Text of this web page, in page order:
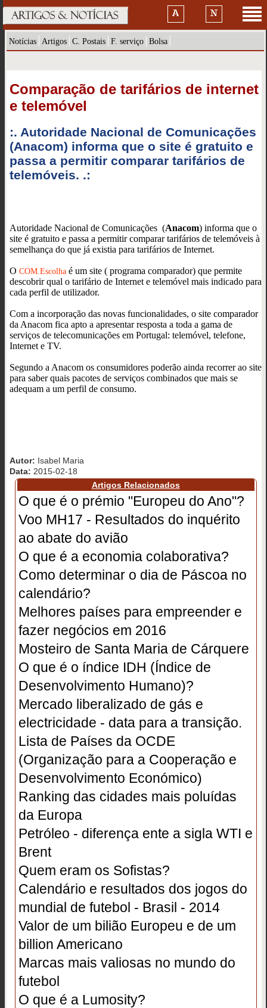
Notícias Artigos C. Postais F. serviço Bolsa
Comparação de tarifários de internet
e telemóvel
:. Autoridade Nacional de Comunicações
(Anacom) informa que o site é gratuito e
passa a permitir comparar tarifários de
telemóveis. .:
Autoridade Nacional de Comunicações (Anacom) informa que o
site é gratuito e passa a permitir comparar tarifários de telemóveis à
semelhança do que já existia para tarifários de Internet.
O COM.Escolha é um site ( programa comparador) que permite
descobrir qual o tarifário de Internet e telemóvel mais indicado para
cada perfil de utilizador.
Com a incorporação das novas funcionalidades, o site comparador
da Anacom fica apto a apresentar resposta a toda a gama de
serviços de telecomunicações em Portugal: telemóvel, telefone,
Internet e TV.
Segundo a Anacom os consumidores poderão ainda recorrer ao site
para saber quais pacotes de serviços combinados que mais se
adequam a um perfil de consumo.
Autor: Isabel Maria
Data: 2015-02-18
Artigos Relacionados
O que é o prémio "Europeu do Ano"?
Voo MH17 - Resultados do inquérito
ao abate do avião
O que é a economia colaborativa?
Como determinar o dia de Páscoa no
calendário?
Melhores países para empreender e
fazer negócios em 2016
Mosteiro de Santa Maria de Cárquere
O que é o índice IDH (Índice de
Desenvolvimento Humano)?
Mercado liberalizado de gás e
electricidade - data para a transição.
Lista de Países da OCDE
(Organização para a Cooperação e
Desenvolvimento Económico)
Ranking das cidades mais poluídas
da Europa
Petróleo - diferença ente a sigla WTI e
Brent
Quem eram os Sofistas?
Calendário e resultados dos jogos do
mundial de futebol - Brasil - 2014
Valor de um bilião Europeu e de um
billion Americano
Marcas mais valiosas no mundo do
futebol
O que é a Lumosity?